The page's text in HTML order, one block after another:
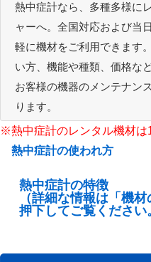
熱中症計なら、多種多様に
ャーへ。全国対応および当
軽に機材をご利用できます
い方、機能や種類、価格な
お客様の機器のメンテナン
ります。
※熱中症計のレンタル機材は
熱中症計の使われ方
熱中症計の特徴
（詳細な情報は「機
押下してご覧ください